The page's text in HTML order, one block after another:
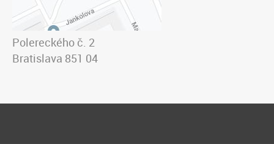
Polereckého č. 2
Bratislava 851 04